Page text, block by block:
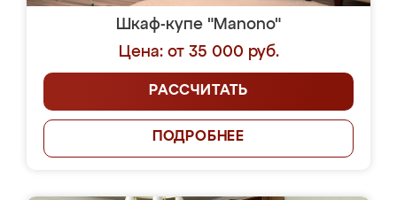
Шкаф-купе "Manono"
Цена: от 35 000 руб.
РАССЧИТАТЬ
ПОДРОБНЕЕ